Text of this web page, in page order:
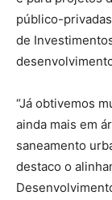
público-
de
“Já obtivemos
ainda mais em
saneamento
destaco o